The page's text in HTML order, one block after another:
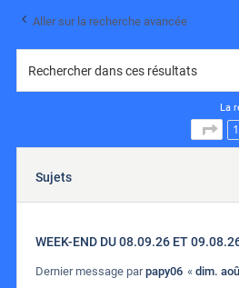
Aller sur la recherche avancée
La
1
Sujets
WEEK-END DU 08.09.26 ET
Dernier message parpapy06 « dim.